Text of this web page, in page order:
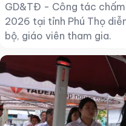
GD&TĐ - Công tác
2026 tại tỉnh Phú Thọ
bộ, giáo viên tham gia.